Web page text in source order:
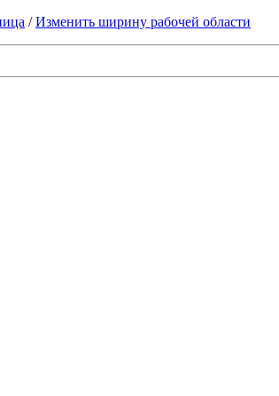
/ Изменить ширину рабочей области